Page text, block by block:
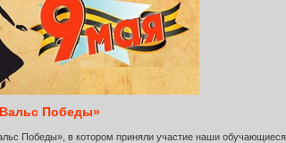
Победы»
Победы», в котором приняли участие наши